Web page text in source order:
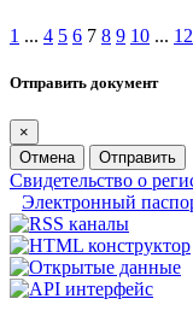
1 ... 4 5 6 7 8 9 10 ... 12
Отправить документ
×
Отмена
Отправить
Свидетельство о
Электронный